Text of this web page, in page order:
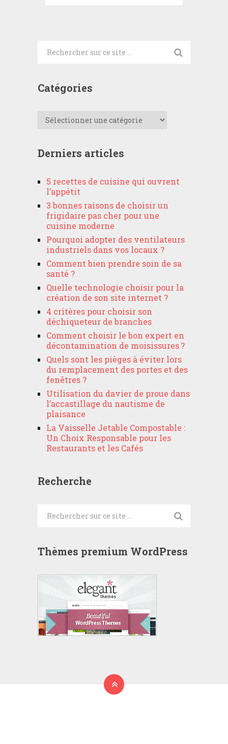
Catégories
Catégories
Derniers articles
5 recettes de cuisine qui ouvrent
l’appétit
3 bonnes raisons de choisir un
frigidaire pas cher pour une
cuisine moderne
Pourquoi adopter des ventilateurs
industriels dans vos locaux ?
Comment bien prendre soin de sa
santé ?
Quelle technologie choisir pour la
création de son site internet ?
4 critères pour choisir son
déchiqueteur de branches
Comment choisir le bon expert en
décontamination de moisissures ?
Quels sont les pièges à éviter lors
du remplacement des portes et des
fenêtres ?
Utilisation du davier de proue dans
l’accastillage du nautisme de
plaisance
La Vaisselle Jetable Compostable :
Un Choix Responsable pour les
Restaurants et les Cafés
Recherche
Thèmes premium WordPress